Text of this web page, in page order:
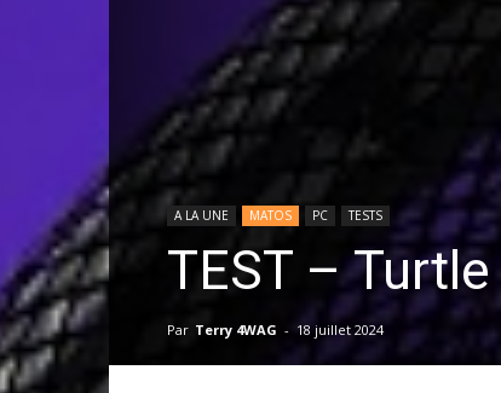
A LA UNE MATOS PC TESTS
TEST –
Par Terry 4WAG - 18 juillet 2024